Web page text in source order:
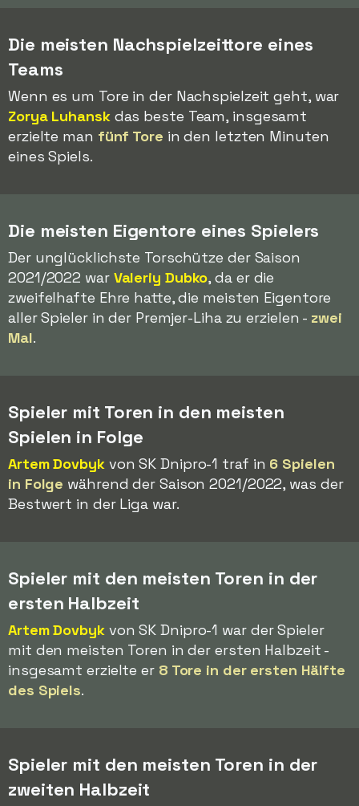
Die meisten Nachspielzeittore eines
Teams
Wenn es um Tore in der Nachspielzeit geht, war
Zorya Luhanskdas beste Team, insgesamt
erzielte man fünf Tore in den letzten Minuten
eines Spiels.
Die meisten Eigentore eines Spielers
Der unglücklichste Torschütze der Saison
2021/2022 war Valeriy Dubko, da er die
zweifelhafte Ehre hatte, die meisten Eigentore
aller Spieler in der Premjer-Liha zu erzielen - zwei
Mal.
Spieler mit Toren in den meisten
Spielen in Folge
Artem Dovbykvon SK Dnipro-1 traf in 6 Spielen
in Folge während der Saison 2021/2022, was der
Bestwert in der Liga war.
Spieler mit den meisten Toren in der
ersten Halbzeit
Artem Dovbykvon SK Dnipro-1 war der Spieler
mit den meisten Toren in der ersten Halbzeit -
insgesamt erzielte er 8 Tore in der ersten Hälfte
des Spiels.
Spieler mit den meisten Toren in der
zweiten Halbzeit